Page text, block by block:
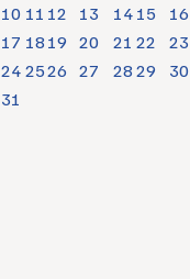
10 11 12 13 14 15
16
17 18 19 20 21 22
23
24 2526 27 28 29
30
31